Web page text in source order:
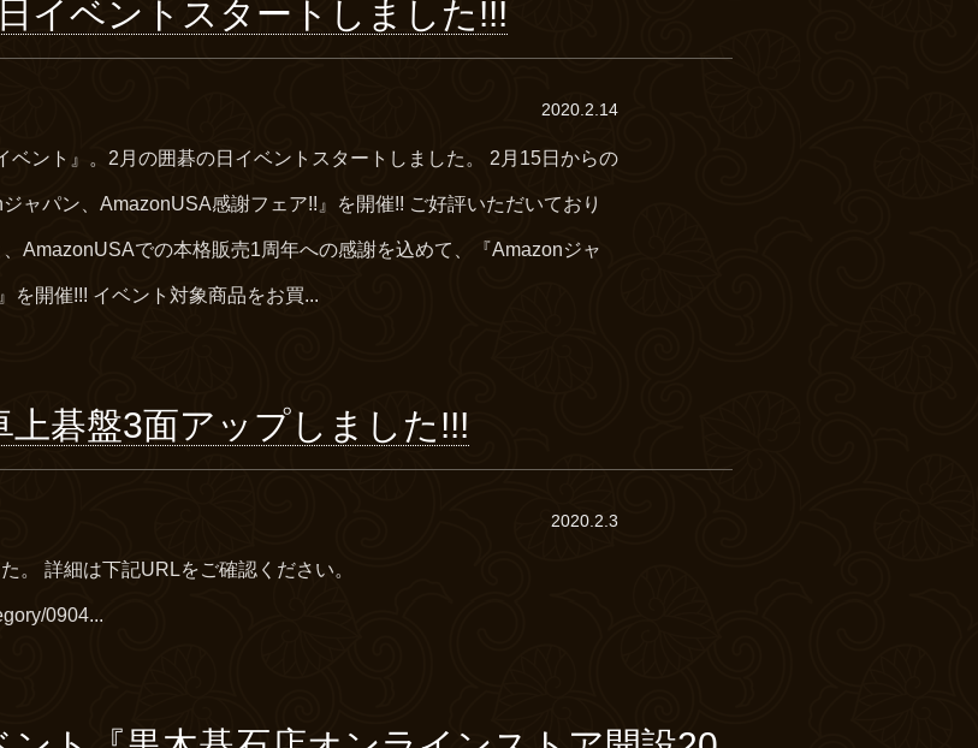
イベントスタートしました!!!
2020.2.14
ベント』。2月の囲碁の日イベントスタートしました。 2月15日からの
ャパン、AmazonUSA感謝フェア!!』を開催!! ご好評いただいており
AmazonUSAでの本格販売1周年への感謝を込めて、『Amazonジャ
を開催!!! イベント対象商品をお買...
上碁盤3面アップしました!!!
2020.2.3
。 詳細は下記URLをご確認ください。
0904...